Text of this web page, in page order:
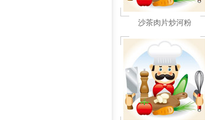
沙茶肉片炒河粉